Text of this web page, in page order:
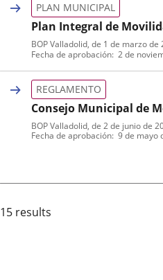
Plan Integral de
Tipo
de
normativa
PLAN MUNICIPAL
Referencia
boletin
BOP Valladolid, de 1 de marzo de
Fecha de aprobación 2 de
Consejo Municipal de
Tipo
de
REGLAMENTO
Referencia
boletin
BOP Valladolid, de 2 de junio de
Fecha de aprobación 9 de mayo
15 results